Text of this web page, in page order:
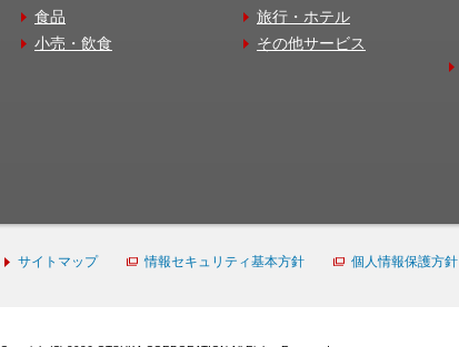
食品
小売・飲食
旅行・ホテル
その他サービス
サイトマップ 情報セキュリティ基本方針 個人情報保護方針